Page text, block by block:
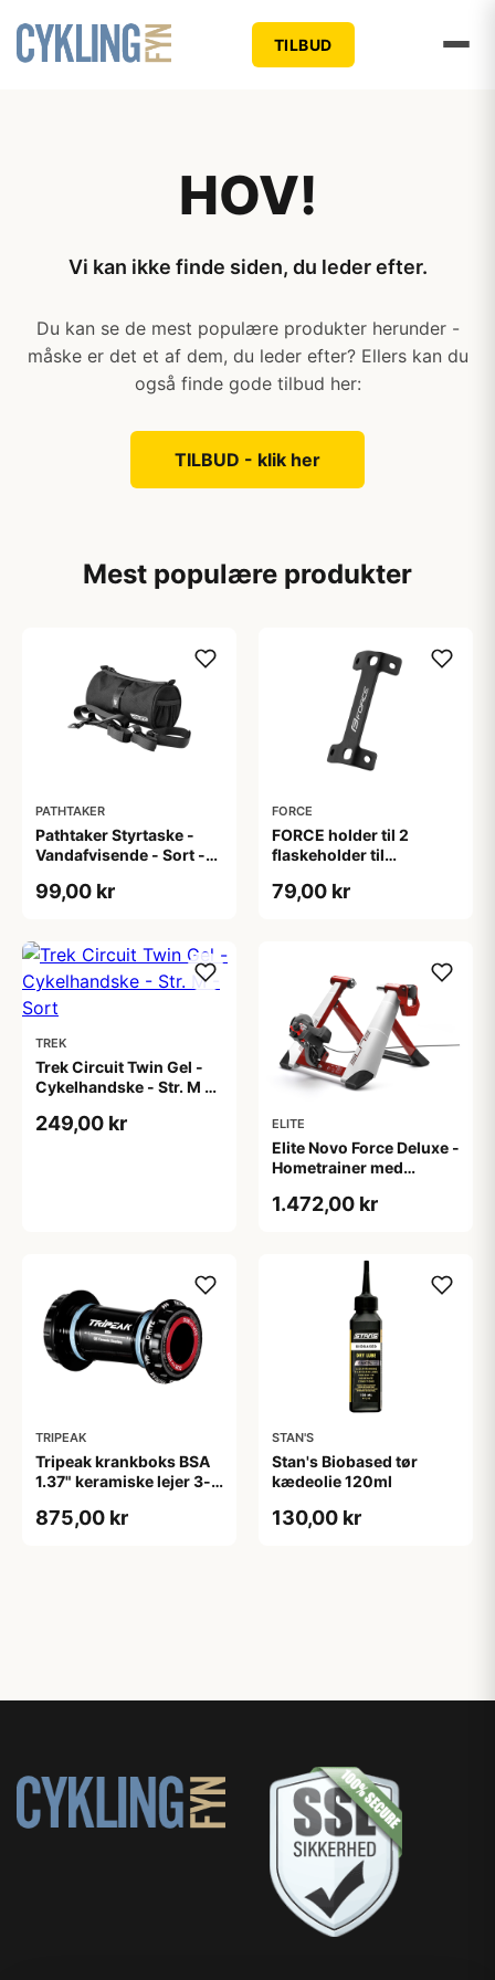
TILBUD
HOV!
Vi kan ikke finde siden, du leder efter.
Du kan se de mest populære produkter herunder -
måske er det et af dem, du leder efter? Ellers kan du
også finde gode tilbud her:
TILBUD - klik her
Mest populære produkter
PATHTAKER
Pathtaker Styrtaske -
Vandafvisende - Sort -
99,00 kr
FORCE
FORCE holder til 2
flaskeholder til
aluminium sort
79,00 kr
TREK
Trek Circuit Twin Gel -
Cykelhandske - Str. M -
249,00 kr ELITE
Elite Novo Force Deluxe -
Hometrainer med
Hvid/Rød
1.472,00 kr
TRIPEAK
Tripeak krankboks BSA
1.37" keramiske lejer 3-i-
875,00 kr
STAN'S
Stan's Biobased tør
kædeolie 120ml
130,00 kr